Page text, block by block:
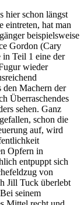
hier schon längst
eintreten, hat man
beispielsweise
Gordon (Cary
in Teil 1 eine der
wieder
den Machern der
Überraschendes
sehen. Ganz
schon die
auf, wird
Opfern in
entpuppt sich
von
Jill Tuck überlebt
seinem